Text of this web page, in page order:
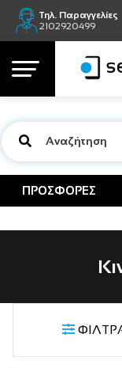
Τηλ. Παραγγελίες
2102920499
ΠΡΟΣΦΟΡΕΣ